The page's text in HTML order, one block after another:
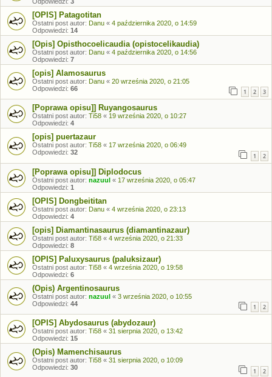
[OPIS] Patagotitan
Ostatni post autor: Danu « 4 października 2020, o 14:59
Odpowiedzi: 14
[Opis] Opisthocoelicaudia (opistocelikaudia)
Ostatni post autor: Danu « 4 października 2020, o 14:56
Odpowiedzi: 7
[opis] Alamosaurus
Ostatni post autor: Danu « 20 września 2020, o 21:05
Odpowiedzi: 66 1 2 3
[Poprawa opisu]] Ruyangosaurus
Ostatni post autor: Ti58 « 19 września 2020, o 10:27
Odpowiedzi: 4
[opis] puertazaur
Ostatni post autor: Ti58 « 17 września 2020, o 06:49
Odpowiedzi: 32 1 2
[Poprawa opisu]] Diplodocus
Ostatni post autor: nazuul « 17 września 2020, o 05:47
Odpowiedzi: 1
[OPIS] Dongbeititan
Ostatni post autor: Danu « 4 września 2020, o 23:13
Odpowiedzi: 4
[opis] Diamantinasaurus (diamantinazaur)
Ostatni post autor: Ti58 « 4 września 2020, o 21:33
Odpowiedzi: 8
[OPIS] Paluxysaurus (paluksizaur)
Ostatni post autor: Ti58 « 4 września 2020, o 19:58
Odpowiedzi: 6
(Opis) Argentinosaurus
Ostatni post autor: nazuul « 3 września 2020, o 10:55
Odpowiedzi: 44 1 2
[OPIS] Abydosaurus (abydozaur)
Ostatni post autor: Ti58 « 31 sierpnia 2020, o 13:42
Odpowiedzi: 15
(Opis) Mamenchisaurus
Ostatni post autor: Ti58 « 31 sierpnia 2020, o 10:09
Odpowiedzi: 30 1 2